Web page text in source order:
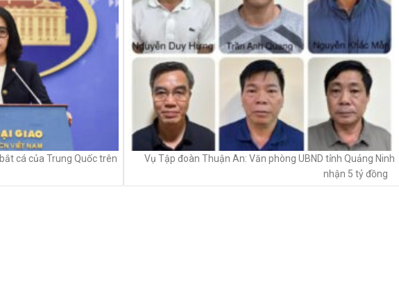
cá của Trung Quốc trên
Vụ Tập đoàn Thuận An: Văn phòng UBND tỉnh Quảng Ninh
nhận 5 tỷ đồng